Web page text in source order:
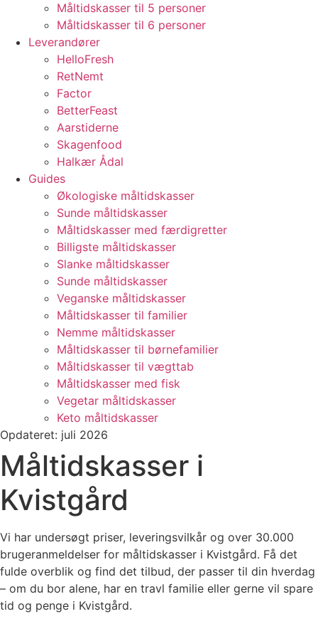
Måltidskasser til 5 personer
Måltidskasser til 6 personer
Leverandører
HelloFresh
RetNemt
Factor
BetterFeast
Aarstiderne
Skagenfood
Halkær Ådal
Guides
Økologiske måltidskasser
Sunde måltidskasser
Måltidskasser med færdigretter
Billigste måltidskasser
Slanke måltidskasser
Sunde måltidskasser
Veganske måltidskasser
Måltidskasser til familier
Nemme måltidskasser
Måltidskasser til børnefamilier
Måltidskasser til vægttab
Måltidskasser med fisk
Vegetar måltidskasser
Keto måltidskasser
Opdateret: juli 2026
Måltidskasser i
Kvistgård
Vi har undersøgt priser, leveringsvilkår og over 30.000
brugeranmeldelser for måltidskasser i Kvistgård. Få det
fulde overblik og find det tilbud, der passer til din hverdag
– om du bor alene, har en travl familie eller gerne vil spare
tid og penge i Kvistgård.